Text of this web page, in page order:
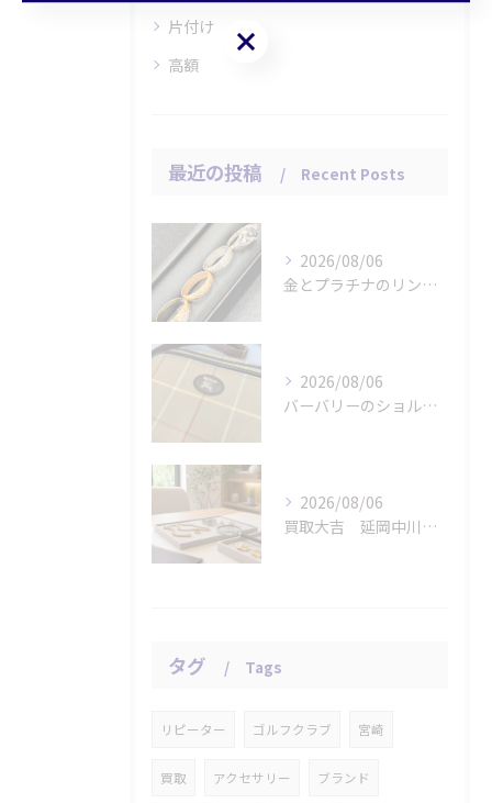
片付け
高額
最近の投稿 Recent Posts
2026/08/06
金とプラチナのリングをお買取りさせていただきました。
2026/08/06
バーバリーのショルダーバッグをお買取りさせていただきました。
2026/08/06
買取大吉 延岡中川原店の店長が急がせない査定
タグ Tags
リピーター ゴルフクラブ 宮崎
買取 アクセサリー ブランド
お問い合わせはこちら